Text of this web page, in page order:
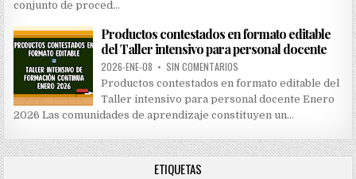
conjunto de proced…
Productos contestados en formato editable
del Taller intensivo para personal docente
2026-ENE-08 • SIN COMENTARIOS
Productos contestados en formato editable del
Taller intensivo para personal docente Enero
2026 Las comunidades de aprendizaje constituyen un…
ETIQUETAS